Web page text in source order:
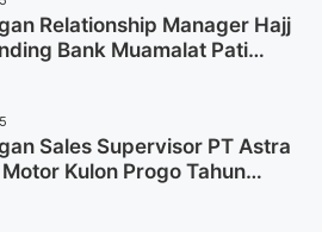
Relationship Manager Hajj
Bank Muamalat Pati
Sales Supervisor PT Astra
Kulon Progo Tahun